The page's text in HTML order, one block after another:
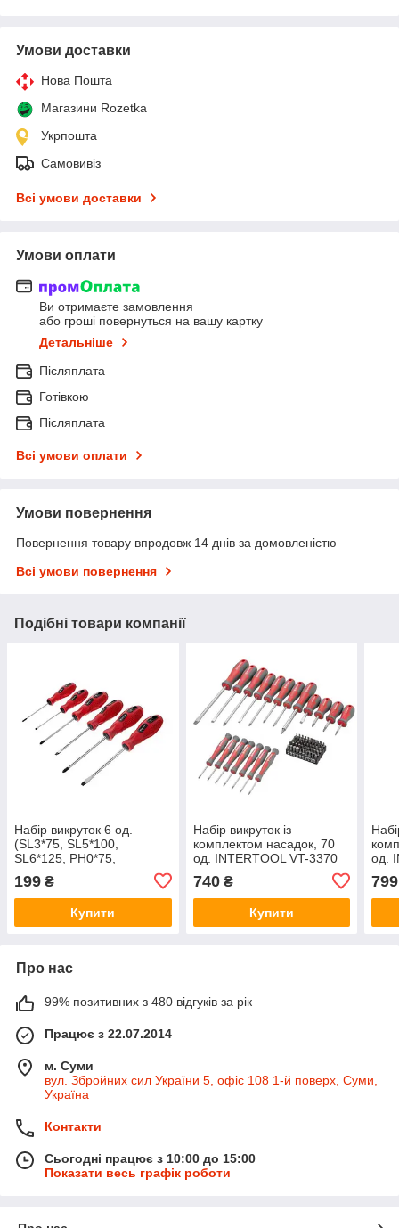
Умови доставки
Нова Пошта
Магазини Rozetka
Укрпошта
Самовивіз
Всі умови доставки
Умови оплати
Ви отримаєте замовлення
або гроші повернуться на вашу картку
Детальніше
Післяплата
Готівкою
Післяплата
Всі умови оплати
Умови повернення
Повернення товару впродовж 14 днів за домовленістю
Всі умови повернення
Подібні товари компанії
Набір викруток 6 од.
(SL3*75, SL5*100,
SL6*125, PH0*75,
PH1*100, PH2*125), CrV,
Ergo-design INTERTOOL
VT-2005
199 ₴
Купити
Набір викруток із
комплектом насадок, 70
од. INTERTOOL VT-3370
740₴
Купити
од.
799
Про нас
99% позитивних з 480 відгуків за рік
Працює з 22.07.2014
м. Суми
вул. Збройних сил України 5, офіс 108 1-й поверх, Суми,
Україна
Контакти
Сьогодні працює з 10:00 до 15:00
Показати весь графік роботи